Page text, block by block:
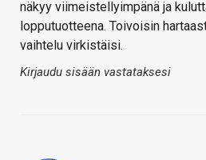
näkyy viimeistellyimpänä ja
lopputuotteena. Toivoisin
vaihtelu virkistäisi.
Kirjaudu sisään vastataksesi